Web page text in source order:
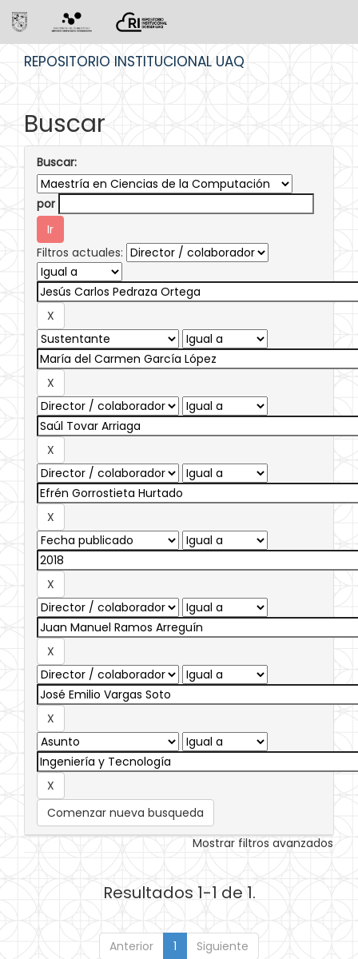
REPOSITORIO INSTITUCIONAL UAQ
Buscar
Buscar:
por
Filtros actuales:
Comenzar nueva busqueda
Mostrar filtros avanzados
Resultados 1-1 de 1.
Anterior 1 Siguiente